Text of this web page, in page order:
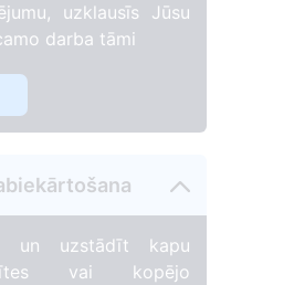
uzklausīs Jūsu
darba tāmi
un uzstādīt kapu
vai kopējo